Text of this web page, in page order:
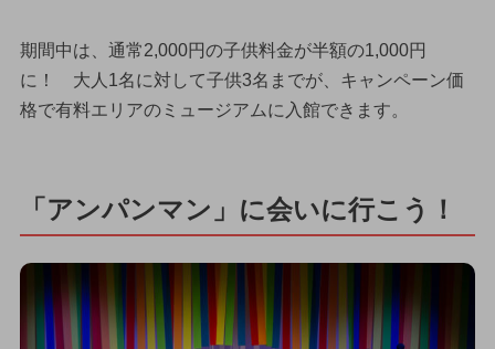
期間中は、通常2,000円の子供料金が半額の1,000円
に！ 大人1名に対して子供3名までが、キャンペーン価
格で有料エリアのミュージアムに入館できます。
「アンパンマン」に会いに行こう！